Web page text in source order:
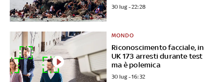
30 lug - 22:28
Riconoscimento facciale, in
UK 173 arresti durante test
ma è polemica
MONDO
30 lug - 16:32